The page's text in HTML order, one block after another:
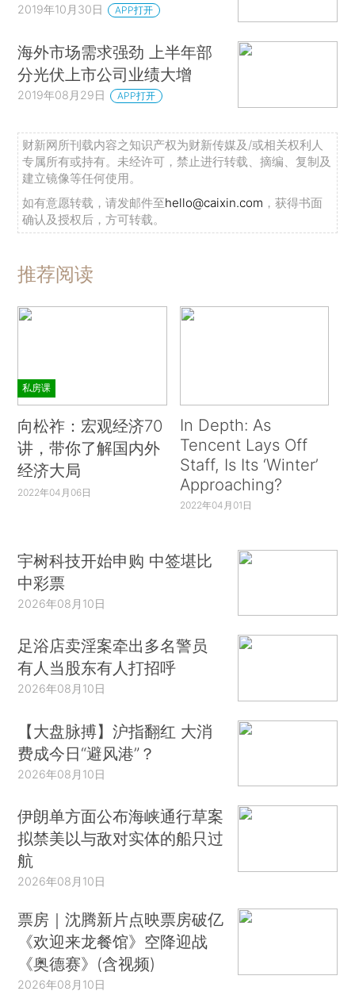
2019年10月30日 APP打开
海外市场需求强劲 上半年部
分光伏上市公司业绩大增
2019年08月29日 APP打开
财新网所刊载内容之知识产权为财新传媒及/或相关权利人
专属所有或持有。未经许可，禁止进行转载、摘编、复制及
建立镜像等任何使用。
如有意愿转载，请发邮件至hello@caixin.com ，获得书面
确认及授权后，方可转载。
推荐阅读
私房课
向松祚：宏观经济70
讲，带你了解国内外
经济大局
2022年04月06日
In Depth: As
Tencent Lays Off
Staff, Is Its ‘Winter’
Approaching?
2022年04月01日
宇树科技开始申购 中签堪比
中彩票
2026年08月10日
足浴店卖淫案牵出多名警员
有人当股东有人打招呼
2026年08月10日
【大盘脉搏】沪指翻红 大消
费成今日“避风港”？
2026年08月10日
伊朗单方面公布海峡通行草案
拟禁美以与敌对实体的船只过
航
2026年08月10日
票房｜沈腾新片点映票房破亿
《欢迎来龙餐馆》空降迎战
《奥德赛》(含视频)
2026年08月10日